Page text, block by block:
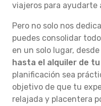
viajeros para ayudarte
Pero no solo nos
puedes consolidar
en un solo lugar, desde
hasta el alquiler de
planificación sea
objetivo de que tu
relajada y placentera